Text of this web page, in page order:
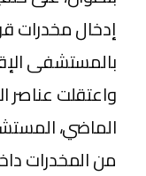
إدخال مخدرات
بالمستشفى
واعتقلت عناصر
الماضي،
من المخدرات